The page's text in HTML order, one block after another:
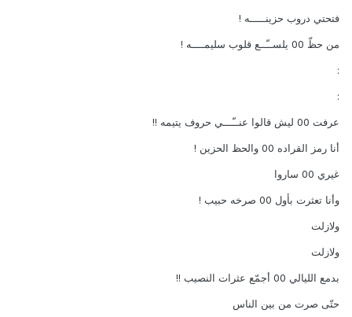
فتحتي دروب حزينـــــه !
من حظّ 00 يلســّــع قلوب سليمــــه !
عرفت 00 ليش قالوا عنــّـــي حروف يتيمه !!
أنا رمز القراده 00 والحظ الحزين !
غيري 00 ساروا
وأنا تعثرت بأول 00 صرخه حبيب !
ولازلت
ولازلت
بدمع الليالي 00 أجمّع عثرات النصيب !!
حتّى صرت من بين الناس